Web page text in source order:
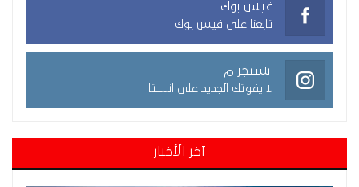
فيس بوك
تابعنا على فيس بوك
انستجرام
لا يفوتك الجديد على انستا
آخر الأخبار